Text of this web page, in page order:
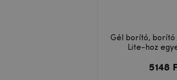
Gél borító, borító
Lite-hoz
5148